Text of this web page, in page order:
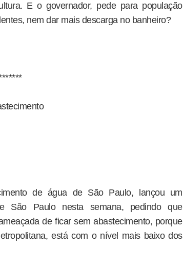
E o governador, pede para população
nem dar mais descarga no banheiro?
de água de São Paulo, lançou um
São Paulo nesta semana, pedindo que
de ficar sem abastecimento, porque
está com o nível mais baixo dos